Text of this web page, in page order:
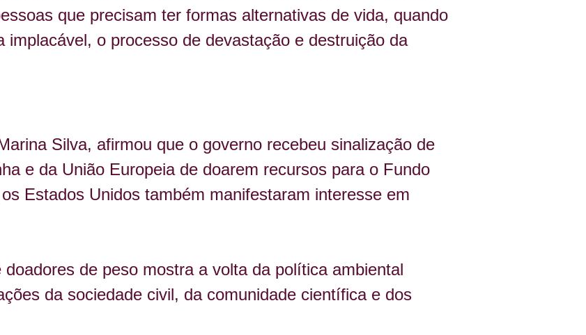
que precisam ter formas alternativas de vida, quando
implacável, o processo de devastação e destruição da
Silva, afirmou que o governo recebeu sinalização de
e da União Europeia de doarem recursos para o Fundo
Estados Unidos também manifestaram interesse em
de peso mostra a volta da política ambiental
da sociedade civil, da comunidade científica e dos